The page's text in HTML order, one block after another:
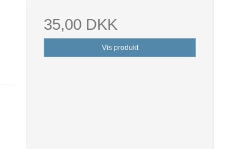
35,00 DKK
Vis produkt